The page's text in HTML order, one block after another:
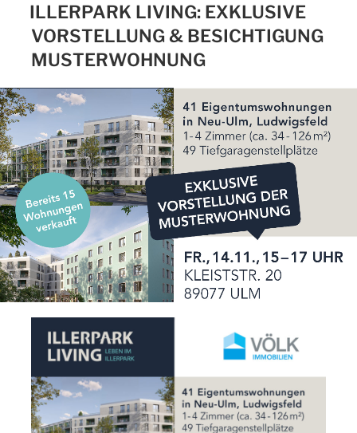
ILLERPARK LIVING: EXKLUSIVE
VORSTELLUNG & BESICHTIGUNG
MUSTERWOHNUNG